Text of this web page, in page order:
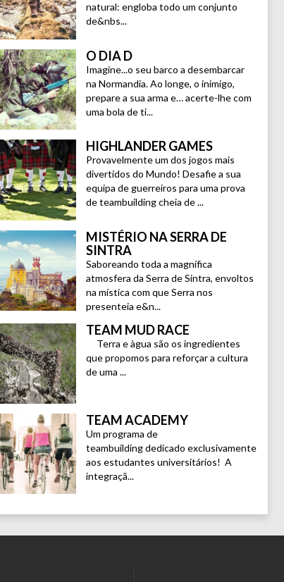
natural: engloba todo um conjunto
de&nbs...
O DIA D
Imagine...o seu barco a desembarcar
na Normandia. Ao longe, o inimigo,
prepare a sua arma e… acerte-lhe com
uma bola de ti...
HIGHLANDER GAMES
Provavelmente um dos jogos mais
divertidos do Mundo! Desafie a sua
equipa de guerreiros para uma prova
de teambuilding cheia de ...
MISTÉRIO NA SERRA DE
SINTRA
Saboreando toda a magnífica
atmosfera da Serra de Sintra, envoltos
na mística com que Serra nos
presenteia e&n...
TEAM MUD RACE
Terra e àgua são os ingredientes
que propomos para reforçar a cultura
de uma ...
TEAM ACADEMY
Um programa de
teambuilding dedicado exclusivamente
aos estudantes universitários! A
integraçã...